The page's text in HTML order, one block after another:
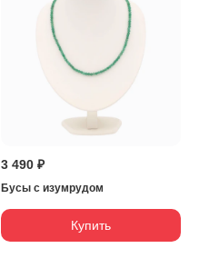
3 490 ₽
Бусы с изумрудом
Купить